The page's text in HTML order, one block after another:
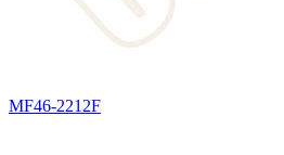
MF46-2212F